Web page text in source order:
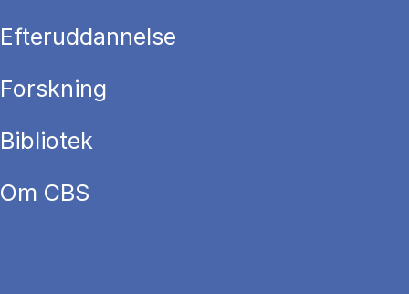
Efteruddannelse
Forskning
Bibliotek
Om CBS